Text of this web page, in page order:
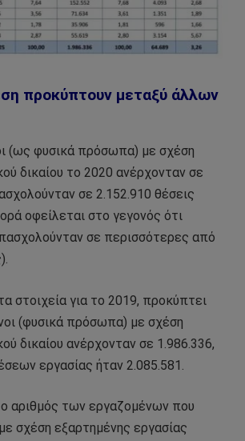
προκύπτουν μεταξύ άλλων
(ως φυσικά πρόσωπα) με σχέση
δικαίου το 2020 ανέρχονταν σε
σε 2.152.910 θέσεις
οφείλεται στο γεγονός ότι
σε περισσότερες από
στοιχεία για το 2019, προκύπτει
(φυσικά πρόσωπα) με σχέση
δικαίου ανέρχονταν σε 1.986.336,
εργασίας ήταν 2.085.581.
αριθμός των εργαζομένων που
σχέση εξαρτημένης εργασίας